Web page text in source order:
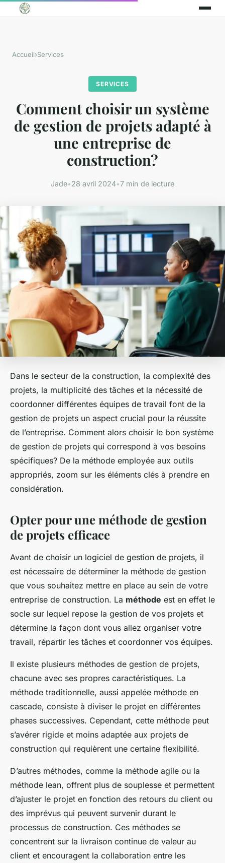
Accueil›Services
SERVICES
Comment choisir un système
de gestion de projets adapté à
une entreprise de
construction?
Jade•28 avril 2024•7 min de lecture
Dans le secteur de la construction, la complexité des
projets, la multiplicité des tâches et la nécessité de
coordonner différentes équipes de travail font de la
gestion de projets un aspect crucial pour la réussite
de l’entreprise. Comment alors choisir le bon système
de gestion de projets qui correspond à vos besoins
spécifiques? De la méthode employée aux outils
appropriés, zoom sur les éléments clés à prendre en
considération.
Opter pour une méthode de gestion
de projets efficace
Avant de choisir un logiciel de gestion de projets, il
est nécessaire de déterminer la méthode de gestion
que vous souhaitez mettre en place au sein de votre
entreprise de construction. La méthode est en effet le
socle sur lequel repose la gestion de vos projets et
détermine la façon dont vous allez organiser votre
travail, répartir les tâches et coordonner vos équipes.
Il existe plusieurs méthodes de gestion de projets,
chacune avec ses propres caractéristiques. La
méthode traditionnelle, aussi appelée méthode en
cascade, consiste à diviser le projet en différentes
phases successives. Cependant, cette méthode peut
s’avérer rigide et moins adaptée aux projets de
construction qui requièrent une certaine flexibilité.
D’autres méthodes, comme la méthode agile ou la
méthode lean, offrent plus de souplesse et permettent
d’ajuster le projet en fonction des retours du client ou
des imprévus qui peuvent survenir durant le
processus de construction. Ces méthodes se
concentrent sur la livraison continue de valeur au
client et encouragent la collaboration entre les